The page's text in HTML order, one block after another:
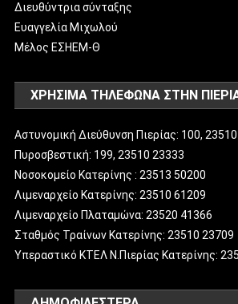
Διευθύντρια σύνταξης
Ευαγγελία Μιχωλού
Μέλος ΕΣΗΕΜ-Θ
ΧΡΗΣΙΜΑ ΤΗΛΕΦΩΝΑ ΣΤΗΝ
Αστυνομική Διεύθυνση Πιερίας: 100,
Πυροσβεστική: 199, 23510 23333
Νοσοκομείο Κατερίνης : 23513 50200
Λιμεναρχείο Κατερίνης: 23510 61209
Λιμεναρχείο Πλαταμώνα: 23520 41366
Σταθμός Τραίνων Κατερίνης: 23510 23709
Υπεραστικό ΚΤΕΛ Ν.Πιερίας Κατερίνης: